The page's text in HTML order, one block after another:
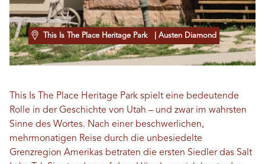
This Is The Place Heritage Park | Austen Diamond
This Is The Place Heritage Park spielt eine bedeutende
Rolle in der Geschichte von Utah – und zwar im wahrsten
Sinne des Wortes. Nach einer beschwerlichen,
mehrmonatigen Reise durch die unbesiedelte
Grenzregion Amerikas betraten die ersten Siedler das Salt